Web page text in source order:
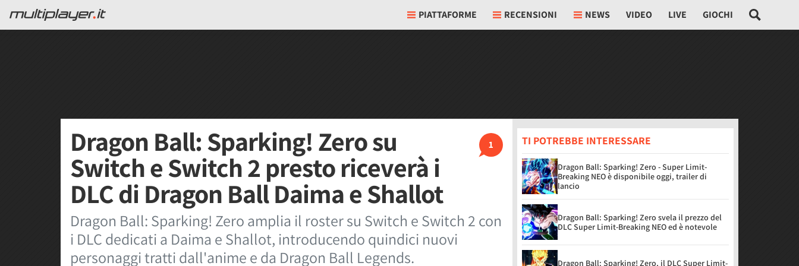
PIATTAFORME RECENSIONI NEWS VIDEO LIVE GIOCHI
1
Dragon Ball: Sparking! Zero su
Switch e Switch 2 presto riceverà i
DLC di Dragon Ball Daima e Shallot
Dragon Ball: Sparking! Zero amplia il roster su Switch e Switch 2 con
i DLC dedicati a Daima e Shallot, introducendo quindici nuovi
personaggi tratti dall'anime e da Dragon Ball Legends.
TI POTREBBE INTERESSARE
Dragon Ball: Sparking! Zero - Super Limit-
Breaking NEO è disponibile oggi, trailer di
lancio
Dragon Ball: Sparking! Zero svela il prezzo del
DLC Super Limit-Breaking NEO ed è notevole
Dragon Ball: Sparking! Zero, il DLC Super Limit-